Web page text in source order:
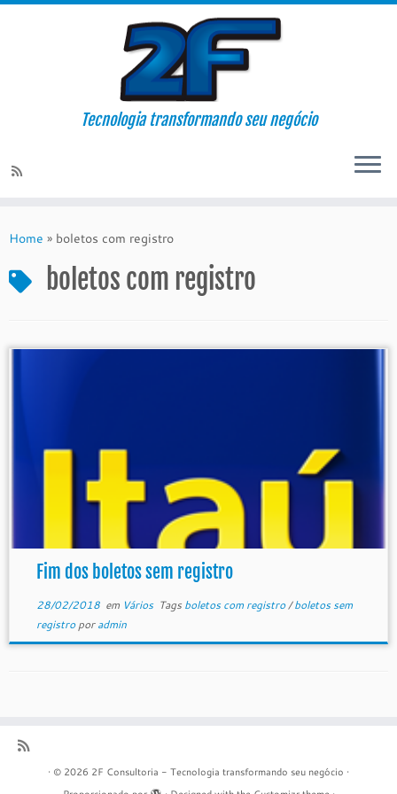
Tecnologia transformando seu negócio
Home » boletos com registro
boletos com registro
Fim dos boletos sem registro
28/02/2018em Vários Tags boletos com registro/boletos sem
registroporadmin
· © 2026 2F Consultoria - Tecnologia transformando seu negócio ·